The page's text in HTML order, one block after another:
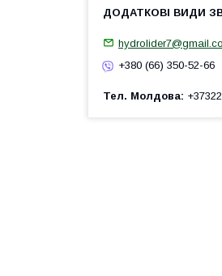
+380 (66) 350-52-66
Тел. Молдова